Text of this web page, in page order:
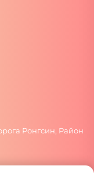
Ронгсин, Район